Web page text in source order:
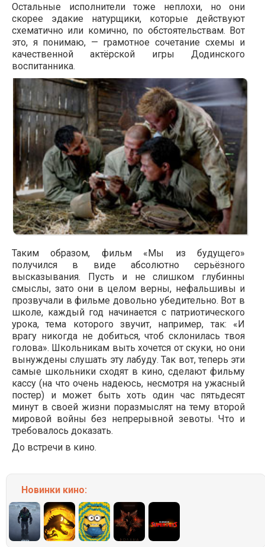
Остальные исполнители тоже неплохи, но они
скорее эдакие натурщики, которые действуют
схематично или комично, по обстоятельствам. Вот
это, я понимаю, — грамотное сочетание схемы и
качественной актёрской игры Додинского
воспитанника.
Таким образом, фильм «Мы из будущего»
получился в виде абсолютно серьёзного
высказывания. Пусть и не слишком глубинны
смыслы, зато они в целом верны, нефальшивы и
прозвучали в фильме довольно убедительно. Вот в
школе, каждый год начинается с патриотического
урока, тема которого звучит, например, так: «И
врагу никогда не добиться, чтоб склонилась твоя
голова». Школьникам выть хочется от скуки, но они
вынуждены слушать эту лабуду. Так вот, теперь эти
самые школьники сходят в кино, сделают фильму
кассу (на что очень надеюсь, несмотря на ужасный
постер) и может быть хоть один час пятьдесят
минут в своей жизни поразмыслят на тему второй
мировой войны без непрерывной зевоты. Что и
требовалось доказать.
До встречи в кино.
Новинки кино: